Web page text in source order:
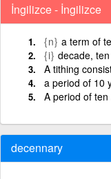
İngilizce - İngilizce
{n} a term of
{i} decade,
A tithing
a period of 10
A period of
decennary